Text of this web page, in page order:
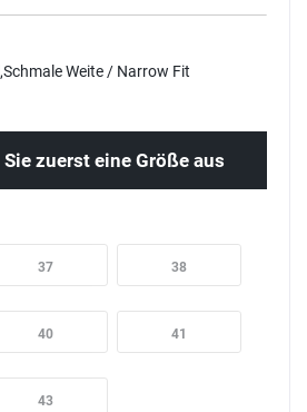
Weite / Narrow Fit
zuerst eine Größe aus
37 38
40 41
43